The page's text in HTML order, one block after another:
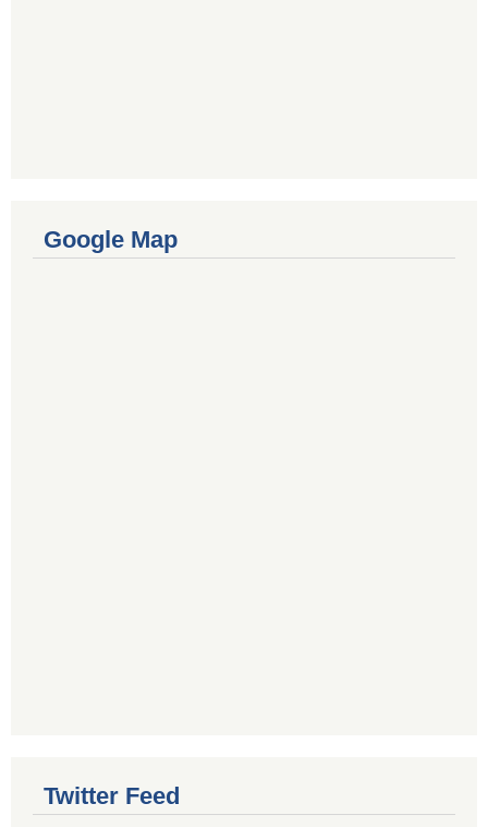
Google Map
Twitter Feed